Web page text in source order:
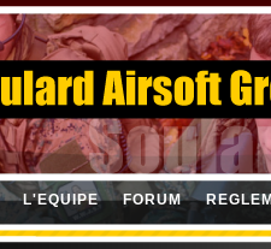
L'EQUIPE FORUM